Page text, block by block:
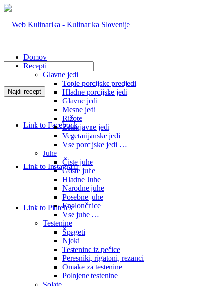
Link to Facebook
Link to Instagram
Link to Pinterest
Domov
Recepti
Glavne jedi
Tople porcijske predjedi
Hladne porcijske jedi
Glavne jedi
Mesne jedi
Rižote
Zelenjavne jedi
Vegetarijanske jedi
Vse porcijske jedi …
Juhe
Čiste juhe
Goste juhe
Hladne Juhe
Narodne juhe
Posebne juhe
Enolončnice
Vse juhe …
Testenine
Špageti
Njoki
Testenine iz pečice
Peresniki, rigatoni, rezanci
Omake za testenine
Polnjene testenine
Solate